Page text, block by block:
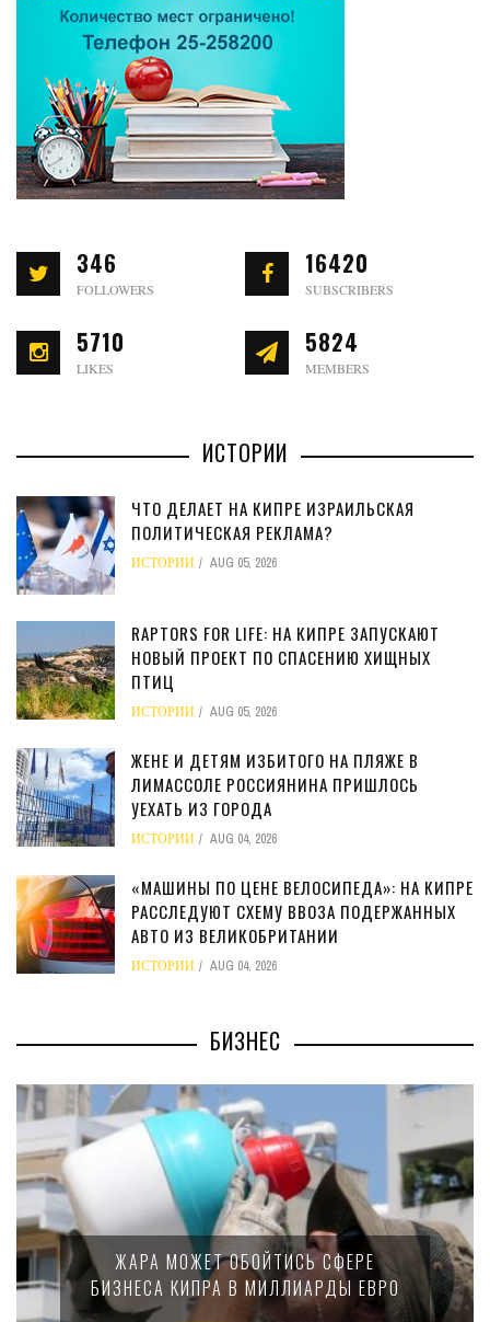
346
FOLLOWERS
16420
SUBSCRIBERS
5710
LIKES
5824
MEMBERS
ИСТОРИИ
ЧТО ДЕЛАЕТ НА КИПРЕ ИЗРАИЛЬСКАЯ
ПОЛИТИЧЕСКАЯ РЕКЛАМА?
ИСТОРИИ AUG 05, 2026
RAPTORS FOR LIFE: НА КИПРЕ ЗАПУСКАЮТ
НОВЫЙ ПРОЕКТ ПО СПАСЕНИЮ ХИЩНЫХ
ПТИЦ
ИСТОРИИ AUG 05, 2026
ЖЕНЕ И ДЕТЯМ ИЗБИТОГО НА ПЛЯЖЕ В
ЛИМАССОЛЕ РОССИЯНИНА ПРИШЛОСЬ
УЕХАТЬ ИЗ ГОРОДА
ИСТОРИИ AUG 04, 2026
«МАШИНЫ ПО ЦЕНЕ ВЕЛОСИПЕДА»: НА КИПРЕ
РАССЛЕДУЮТ СХЕМУ ВВОЗА ПОДЕРЖАННЫХ
АВТО ИЗ ВЕЛИКОБРИТАНИИ
ИСТОРИИ AUG 04, 2026
БИЗНЕС
ОБОЙТИСЬ СФЕРЕ
В МИЛЛИАРДЫ ЕВРО
МИНФИН КИПРА
15-
КРУПНЫХ